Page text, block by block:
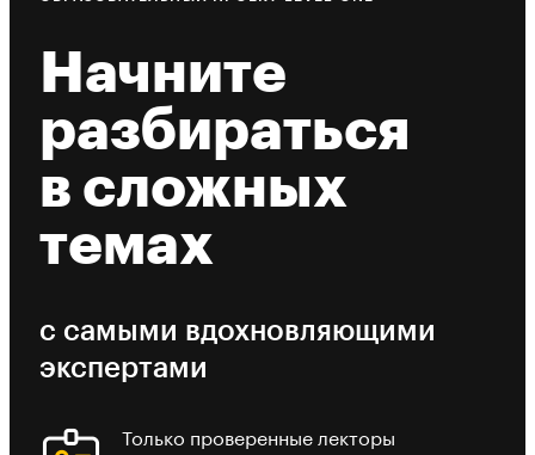
Начните
разбираться
в сложных
темах
с самыми вдохновляющими
экспертами
Только проверенные лекторы